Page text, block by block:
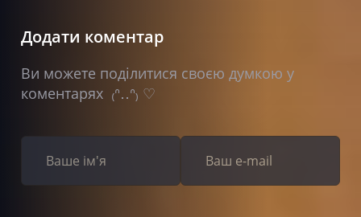
Додати коментар
Ви можете поділитися своєю думкою у
коментарях ₍ᐢ‥ᐢ₎ ♡